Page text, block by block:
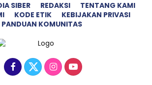
SIBER REDAKSI
TENTANG KAMI
KODE ETIK
KEBIJAKAN PRIVASI
PANDUAN KOMUNITAS